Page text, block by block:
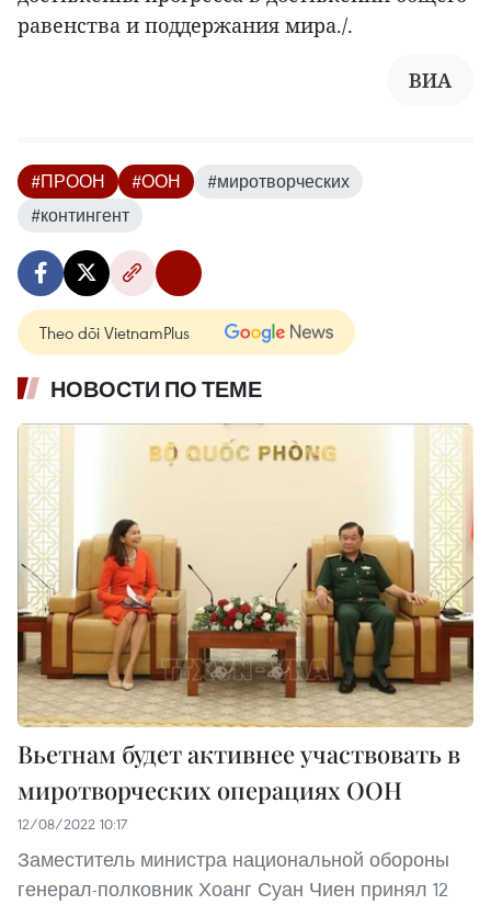
равенства и поддержания мира./.
ВИА
#ПРООН #ООН
#миротворческих
#контингент
Theo dõi VietnamPlus
НОВОСТИ ПО ТЕМЕ
Вьетнам будет активнее участвовать в
миротворческих операциях ООН
12/08/2022 10:17
Заместитель министра национальной обороны
генерал-полковник Хоанг Суан Чиен принял 12